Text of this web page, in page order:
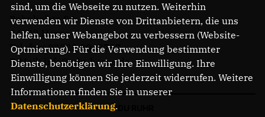
Bahnhofstr. 84
44623 Herne
Telefon: 02323 2043737
E-Mail: info@cdu-herne.de
CDU RUHR
sind, um die Webseite zu nutzen. Weiterhin
verwenden wir Dienste von Drittanbietern, die uns
helfen, unser Webangebot zu verbessern (Website-
Optmierung). Für die Verwendung bestimmter
Dienste, benötigen wir Ihre Einwilligung. Ihre
Einwilligung können Sie jederzeit widerrufen. Weitere
Informationen finden Sie in unserer
Datenschutzerklärung.